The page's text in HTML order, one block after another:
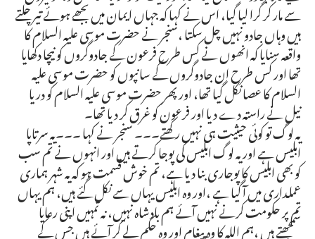
سے مار کر گرا لیا گیا، اس نے کہا کہ جہاں ایمان میں بجھے ہوئے تیر چلتے
ہیں وہاں جادو نہیں چل سکتا ،سنجر نے حضرت موسی علیہ السلام کا
واقعہ سنایا کہ انھوں نے کس طرح فرعون کے جادوگروں کو نیچا دکھایا
تھا اور کس طرح ان جادوگروں کے سانپوں کو حضرت موسی علیہ
السلام کا عصا نکل گیا تھا، اور پھر حضرت موسی علیہ السلام کو دریا
نیل نے راستہ دے دیا اور فرعون کو غرق کر دیا تھا۔
یہ لوگ تو کوئی حیثیت ہی نہیں رکھتے۔۔۔ سنجر نے کہا ۔۔۔یہ سرتاپا
ابلیس ہے اور یہ لوگ ابلیس کی پوجا کرتے ہیں اور انہوں نے تم سب
کو بھی ابلیس کا پوجاری بنا دیا ہے، تم خوش قسمت ہو کہ یہ شہر ہماری
عملداری میں آ گیا ہے ،اور وہ ابلیس یہاں سے نکل گئے ہیں، ہم یہاں
تم پر حکومت کرنے نہیں آئے ہم بادشاہ نہیں، نہ تمہیں اپنی رعایا
سمجھتے ہیں ،ہم اللہ کا وہ پیغام اور وہ حکم لے کر آئے ہیں جس کے